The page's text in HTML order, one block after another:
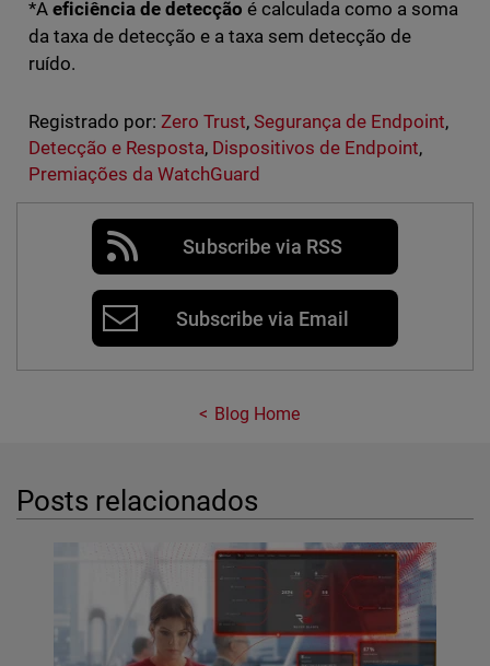
*A eficiência de detecção é calculada como a soma
da taxa de detecção e a taxa sem detecção de
ruído.
Registrado por: Zero Trust, Segurança de Endpoint,
Detecção e Resposta, Dispositivos de Endpoint,
Premiações da WatchGuard
Subscribe via RSS
Subscribe via Email
Blog Home
Posts relacionados